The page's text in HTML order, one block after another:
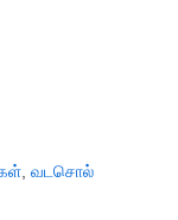
, வடசொல்